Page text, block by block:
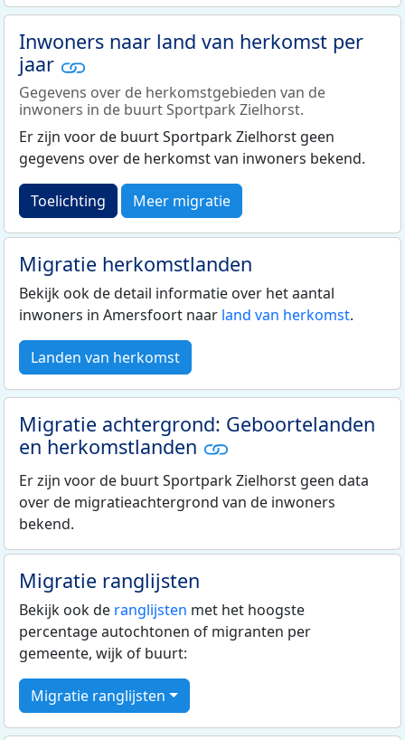
Inwoners naar land van herkomst per
jaar
Gegevens over de herkomstgebieden van de
inwoners in de buurt Sportpark Zielhorst.
Er zijn voor de buurt Sportpark Zielhorst geen
gegevens over de herkomst van inwoners bekend.
Toelichting Meer migratie
Migratie herkomstlanden
Bekijk ook de detail informatie over het aantal
inwoners in Amersfoort naar land van herkomst.
Landen van herkomst
Migratie achtergrond: Geboortelanden
en herkomstlanden
Er zijn voor de buurt Sportpark Zielhorst geen data
over de migratieachtergrond van de inwoners
bekend.
Migratie ranglijsten
Bekijk ook de ranglijsten met het hoogste
percentage autochtonen of migranten per
gemeente, wijk of buurt:
Migratie ranglijsten